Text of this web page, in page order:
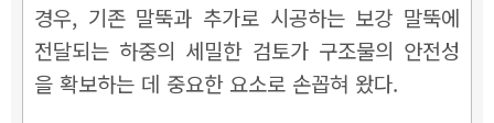
경우, 기존 말뚝과 추가로 시공하는 보강 말뚝에
전달되는 하중의 세밀한 검토가 구조물의 안전성
을 확보하는 데 중요한 요소로 손꼽혀 왔다.